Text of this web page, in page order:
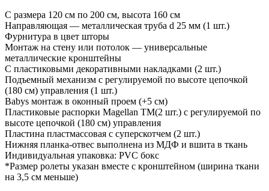
С размера 120 см по 200 см, высота 160 см
Направляющая — металлическая труба d 25 мм (1 шт.)
Фурнитура в цвет шторы
Монтаж на стену или потолок — универсальные
металлические кронштейны
С пластиковыми декоративными накладками (2 шт.)
Подъемный механизм с регулируемой по высоте цепочкой
(180 см) управления (1 шт.)
Babys монтаж в оконный проем (+5 см)
Пластиковые распорки Magellan TM(2 шт.) с регулируемой по
высоте цепочкой (180 см) управления
Пластина пластмассовая с суперскотчем (2 шт.)
Нижняя планка-отвес выполнена из МДФ и вшита в ткань
Индивидуальная упаковка: PVC бокс
*Размер ролеты указан вместе с кронштейном (ширина ткани
на 3,5 см меньше)